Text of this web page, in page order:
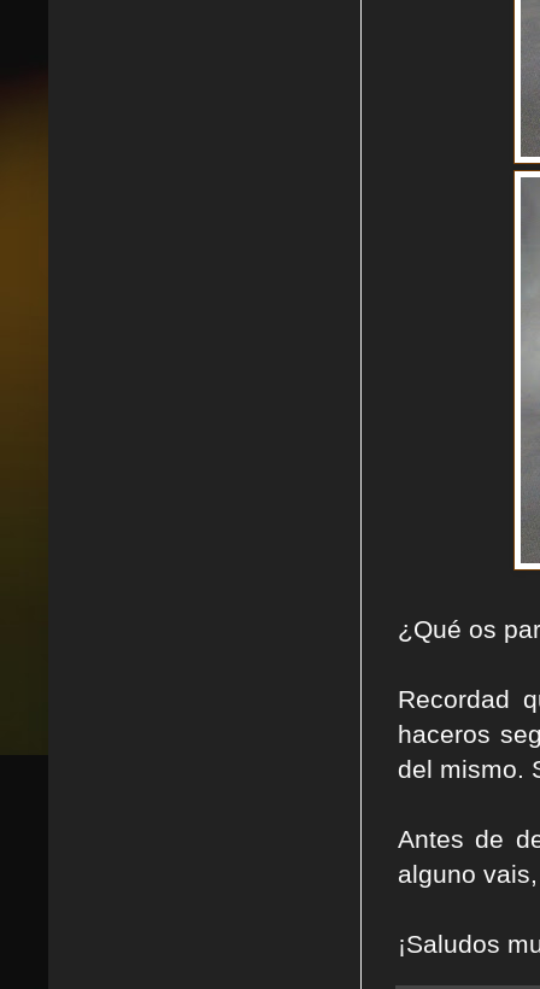
¿Qué os
Recordad
haceros
del mismo.
Antes de
alguno
¡Saludos